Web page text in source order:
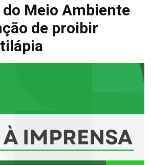
Meio Ambiente
de proibir